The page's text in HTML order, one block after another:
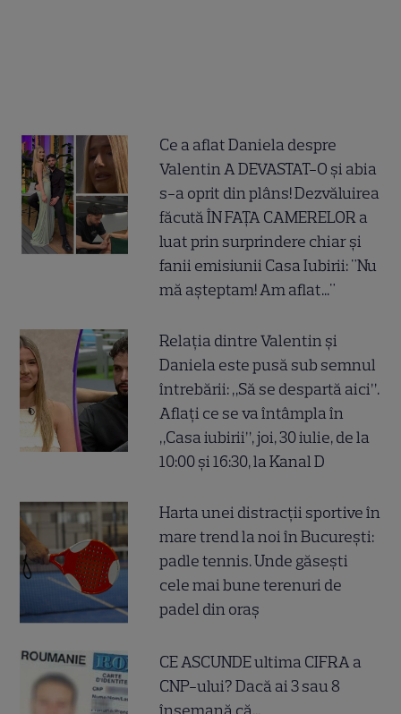
Ce a aflat Daniela despre
Valentin A DEVASTAT-O și abia
s-a oprit din plâns! Dezvăluirea
făcută ÎN FAȚA CAMERELOR a
luat prin surprindere chiar și
fanii emisiunii Casa Iubirii: "Nu
mă așteptam! Am aflat..."
Relația dintre Valentin și
Daniela este pusă sub semnul
întrebării: „Să se despartă aici”.
Aflați ce se va întâmpla în
„Casa iubirii”, joi, 30 iulie, de la
10:00 și 16:30, la Kanal D
Harta unei distracții sportive în
mare trend la noi în București:
padle tennis. Unde găsești
cele mai bune terenuri de
padel din oraș
CE ASCUNDE ultima CIFRA a
CNP-ului? Dacă ai 3 sau 8